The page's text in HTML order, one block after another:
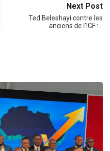
Next Post
Ted Beleshayi contre les
anciens de l’IGF :…